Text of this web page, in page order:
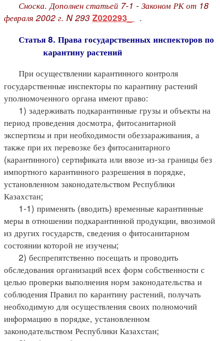
Сноска. Дополнен статьей 7-1 - Законом РК от 18
февраля 2002 г. N 293 Z020293_ .
Статья 8. Права государственных инспекторов по
карантину растений
При осуществлении карантинного контроля
государственные инспекторы по карантину растений
уполномоченного органа имеют право:
1) задерживать подкарантинные грузы и объекты на
период проведения досмотра, фитосанитарной
экспертизы и при необходимости обеззараживания, а
также при их перевозке без фитосанитарного
(карантинного) сертификата или ввозе из-за границы без
импортного карантинного разрешения в порядке,
установленном законодательством Республики
Казахстан;
1-1) применять (вводить) временные карантинные
меры в отношении подкарантинной продукции, ввозимой
из других государств, сведения о фитосанитарном
состоянии которой не изучены;
2) беспрепятственно посещать и проводить
обследования организаций всех форм собственности с
целью проверки выполнения норм законодательства и
соблюдения Правил по карантину растений, получать
необходимую для осуществления своих полномочий
информацию в порядке, установленном
законодательством Республики Казахстан;